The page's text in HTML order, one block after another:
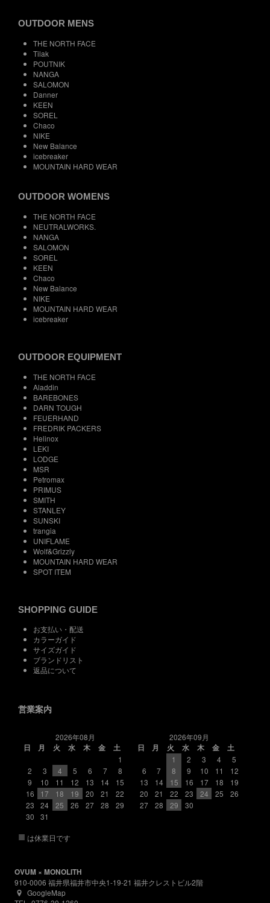
OUTDOOR MENS
THE NORTH FACE
Tilak
POUTNIK
NANGA
SALOMON
Danner
KEEN
SOREL
Chaco
NIKE
New Balance
icebreaker
MOUNTAIN HARD WEAR
OUTDOOR WOMENS
THE NORTH FACE
NEUTRALWORKS.
NANGA
SALOMON
SOREL
KEEN
Chaco
New Balance
NIKE
MOUNTAIN HARD WEAR
icebreaker
OUTDOOR EQUIPMENT
THE NORTH FACE
Aladdin
BAREBONES
DARN TOUGH
FEUERHAND
FREDRIK PACKERS
Helinox
LEKI
LODGE
MSR
Petromax
PRIMUS
SMITH
STANLEY
SUNSKI
trangia
UNIFLAME
Wolf&Grizzly
MOUNTAIN HARD WEAR
SPOT ITEM
SHOPPING GUIDE
お支払い・配送
カラーガイド
サイズガイド
ブランドリスト
返品について
営業案内
2026年08月
日
月 火 水 木 金
土
1
2
3 4 5 6 7
8
9
10 11 12 13 14
15
16
17 18 19 20 21
22
23
24 25 26 27 28
29
30
31
2026年09月
日
月 火 水 木 金
土
1
2 3 4
5
6
7 8 9 10 11
12
13
14 15 16 17 18
19
20
21 22 23 24 25
26
27
28 29 30
■ は休業日です
OVUM × MONOLITH
910-0006 福井県福井市中央1-19-21 福井クレストビル2階
GoogleMap